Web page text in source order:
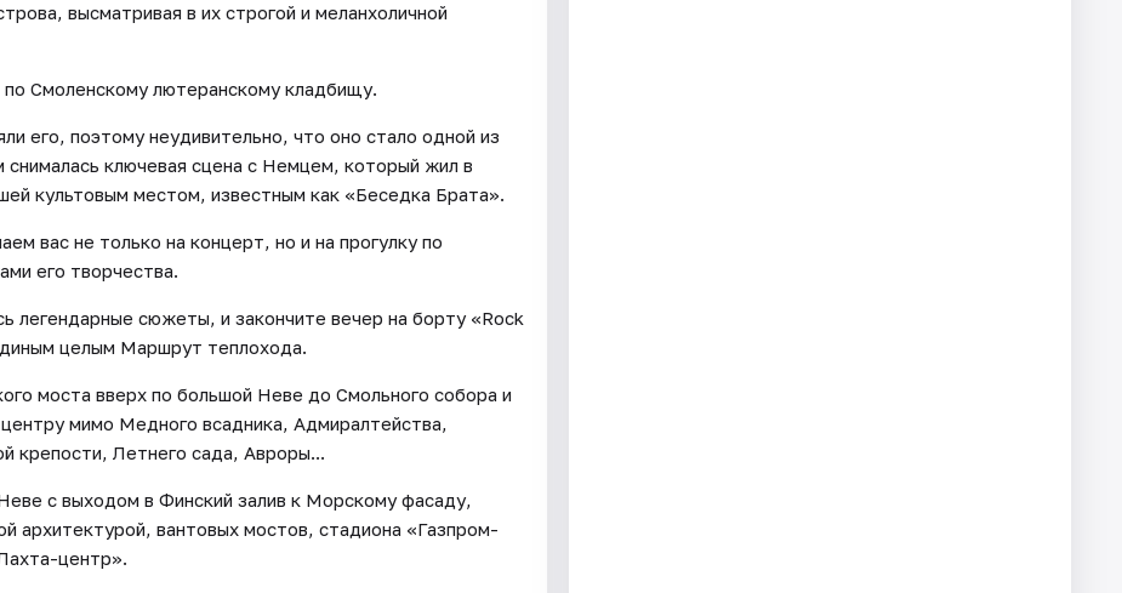
высматривая в их строгой и меланхоличной
Смоленскому лютеранскому кладбищу.
его, поэтому неудивительно, что оно стало одной из
ключевая сцена с Немцем, который жил в
культовым местом, известным как «Беседка Брата».
вас не только на концерт, но и на прогулку по
его творчества.
сюжеты, и закончите вечер на борту «Rock
целым Маршрут теплохода.
моста вверх по большой Неве до Смольного собора и
мимо Медного всадника, Адмиралтейства,
крепости, Летнего сада, Авроры...
с выходом в Финский залив к Морскому фасаду,
архитектурой, вантовых мостов, стадиона «Газпром-
центр».